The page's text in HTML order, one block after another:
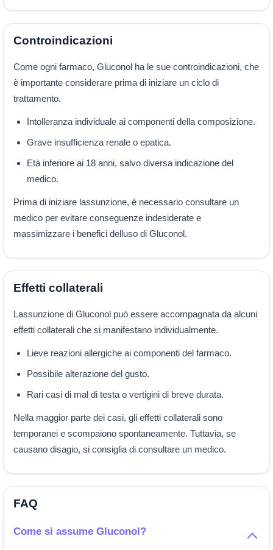
Controindicazioni
Come ogni farmaco, Gluconol ha le sue controindicazioni, che
è importante considerare prima di iniziare un ciclo di
trattamento.
Intolleranza individuale ai componenti della composizione.
Grave insufficienza renale o epatica.
Età inferiore ai 18 anni, salvo diversa indicazione del
medico.
Prima di iniziare lassunzione, è necessario consultare un
medico per evitare conseguenze indesiderate e
massimizzare i benefici delluso di Gluconol.
Effetti collaterali
Lassunzione di Gluconol può essere accompagnata da alcuni
effetti collaterali che si manifestano individualmente.
Lieve reazioni allergiche ai componenti del farmaco.
Possibile alterazione del gusto.
Rari casi di mal di testa o vertigini di breve durata.
Nella maggior parte dei casi, gli effetti collaterali sono
temporanei e scompaiono spontaneamente. Tuttavia, se
causano disagio, si consiglia di consultare un medico.
FAQ
Come si assume Gluconol?